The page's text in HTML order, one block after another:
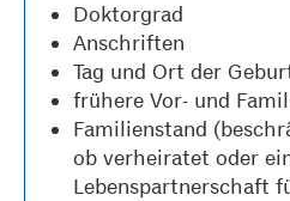
Doktorgrad
Anschriften
Tag und Ort der
frühere Vor- und
Familienstand
ob verheiratet oder
Lebenspartnerschaft